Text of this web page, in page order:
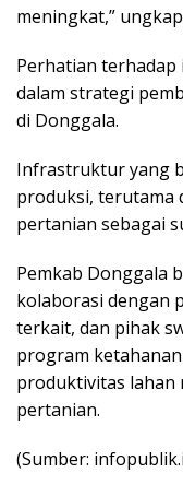
meningkat,”
Perhatian
dalam strategi
di Donggala.
Infrastruktur yang
produksi, terutama
pertanian sebagai
Pemkab Donggala
kolaborasi dengan
terkait, dan pihak
program
produktivitas lahan
pertanian.
(Sumber: